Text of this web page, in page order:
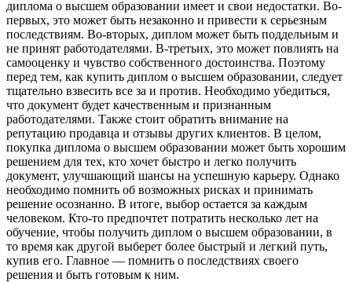
диплома о высшем образовании имеет и свои недостатки. Во-
первых, это может быть незаконно и привести к серьезным
последствиям. Во-вторых, диплом может быть поддельным и
не принят работодателями. В-третьих, это может повлиять на
самооценку и чувство собственного достоинства. Поэтому
перед тем, как купить диплом о высшем образовании, следует
тщательно взвесить все за и против. Необходимо убедиться,
что документ будет качественным и признанным
работодателями. Также стоит обратить внимание на
репутацию продавца и отзывы других клиентов. В целом,
покупка диплома о высшем образовании может быть хорошим
решением для тех, кто хочет быстро и легко получить
документ, улучшающий шансы на успешную карьеру. Однако
необходимо помнить об возможных рисках и принимать
решение осознанно. В итоге, выбор остается за каждым
человеком. Кто-то предпочтет потратить несколько лет на
обучение, чтобы получить диплом о высшем образовании, в
то время как другой выберет более быстрый и легкий путь,
купив его. Главное — помнить о последствиях своего
решения и быть готовым к ним.